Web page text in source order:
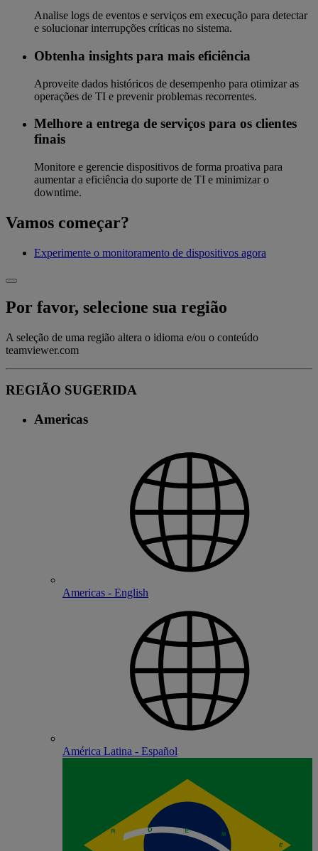
Analise logs de eventos e serviços em execução para detectar
e solucionar interrupções críticas no sistema.
Obtenha insights para mais eficiência
Aproveite dados históricos de desempenho para otimizar as
operações de TI e prevenir problemas recorrentes.
Melhore a entrega de serviços para os clientes
finais
Monitore e gerencie dispositivos de forma proativa para
aumentar a eficiência do suporte de TI e minimizar o
downtime.
Vamos começar?
Experimente o monitoramento de dispositivos agora
Por favor, selecione sua região
A seleção de uma região altera o idioma e/ou o conteúdo
teamviewer.com
REGIÃO SUGERIDA
Americas
Americas - English
América Latina - Español